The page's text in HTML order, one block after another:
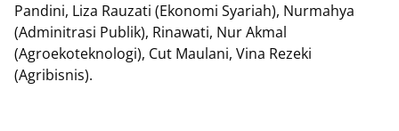
Pandini, Liza Rauzati (Ekonomi Syariah), Nurmahya
(Adminitrasi Publik), Rinawati, Nur Akmal
(Agroekoteknologi), Cut Maulani, Vina Rezeki
(Agribisnis).